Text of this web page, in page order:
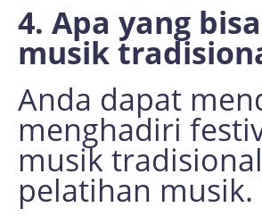
4. Apa yang
musik
Anda dapat
menghadiri
musik
pelatihan musik.